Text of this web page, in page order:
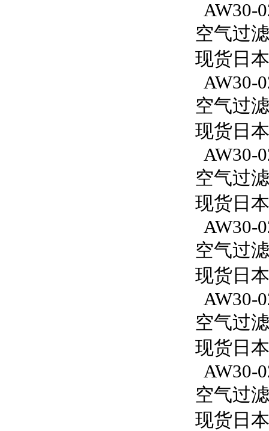
AW30-
空气过
现货日
AW30-
空气过
现货日
AW30-
空气过
现货日
AW30-
空气过
现货日
AW30-
空气过
现货日
AW30-
空气过
现货日